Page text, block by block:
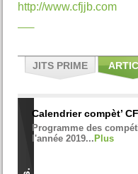
http://www.cfjjb.com
JITS PRIME
Calendrier compèt’
Programme des
l'année 2019... Plus